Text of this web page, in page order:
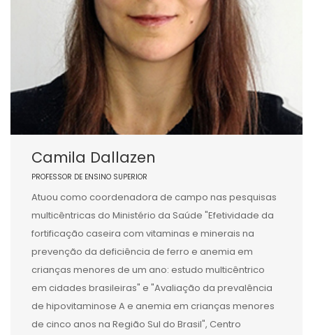
Camila Dallazen
PROFESSOR DE ENSINO SUPERIOR
Atuou como coordenadora de campo nas pesquisas
multicêntricas do Ministério da Saúde "Efetividade da
fortificação caseira com vitaminas e minerais na
prevenção da deficiência de ferro e anemia em
crianças menores de um ano: estudo multicêntrico
em cidades brasileiras" e "Avaliação da prevalência
de hipovitaminose A e anemia em crianças menores
de cinco anos na Região Sul do Brasil", Centro